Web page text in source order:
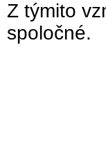
Z týmito
spoločné.